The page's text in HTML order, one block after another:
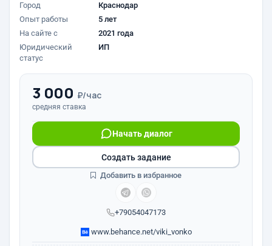
Город
Краснодар
Опыт работы
5 лет
На сайте с
2021 года
Юридический
статус
ИП
3 000 ₽/час
средняя ставка
+79054047173
Начать диалог
www.behance.net/viki_vonko
Создать задание
Добавить в избранное